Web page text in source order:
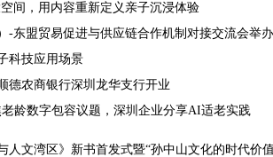
间，用内容重新定义亲子沉浸体验
-东盟贸易促进与供应链合作机制对接交流会举办
科技应用场景
德农商银行深圳龙华支行开业
龄数字包容议题，深圳企业分享AI适老实践
人文湾区》新书首发式暨“孙中山文化的时代价